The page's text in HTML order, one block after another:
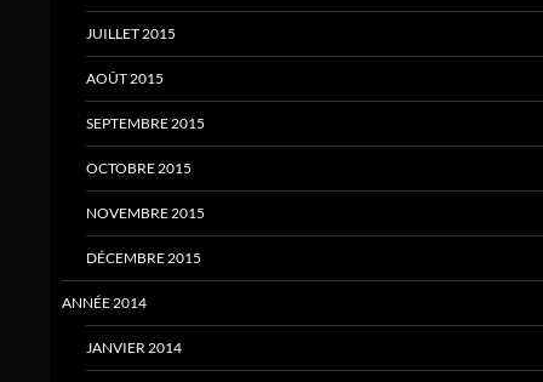
JUILLET 2015
AOÛT 2015
SEPTEMBRE 2015
OCTOBRE 2015
NOVEMBRE 2015
DÉCEMBRE 2015
ANNÉE 2014
JANVIER 2014